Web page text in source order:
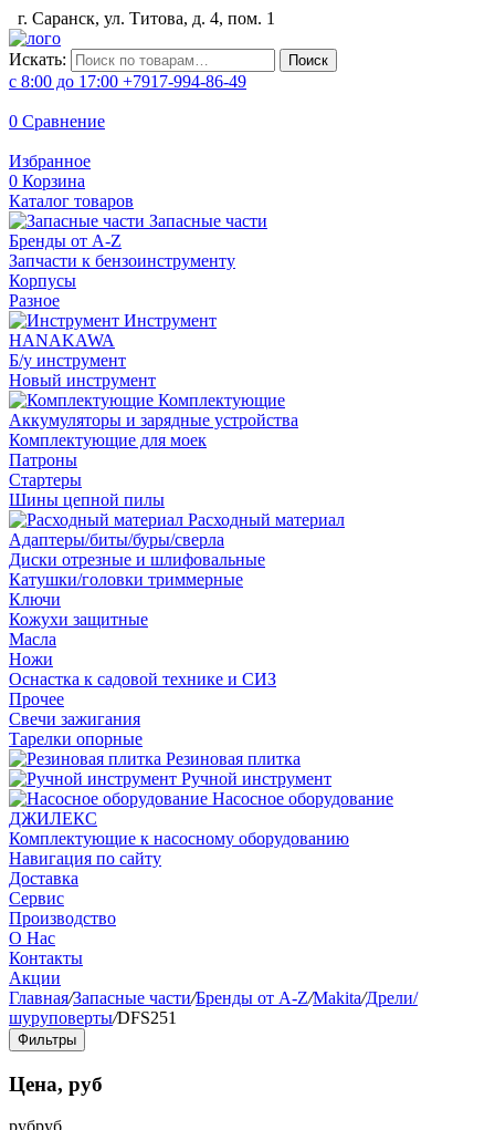
г. Саранск, ул. Титова, д. 4, пом. 1
Искать: Поиск
с 8:00 до 17:00 +7917-994-86-49
0 Сравнение
Избранное
0 Корзина
Каталог товаров
Запасные части
Бренды от A-Z
Запчасти к бензоинструменту
Корпусы
Разное
Инструмент
HANAKAWA
Б/у инструмент
Новый инструмент
Комплектующие
Аккумуляторы и зарядные устройства
Комплектующие для моек
Патроны
Стартеры
Шины цепной пилы
Расходный материал
Адаптеры/биты/буры/сверла
Диски отрезные и шлифовальные
Катушки/головки триммерные
Ключи
Кожухи защитные
Масла
Ножи
Оснастка к садовой технике и СИЗ
Прочее
Свечи зажигания
Тарелки опорные
Резиновая плитка
Ручной инструмент
Насосное оборудование
ДЖИЛЕКС
Комплектующие к насосному оборудованию
Навигация по сайту
Доставка
Сервис
Производство
О Нас
Контакты
Акции
Главная/Запасные части/Бренды от A-Z/Makita/Дрели/
шуруповерты/DFS251
Фильтры
Цена, руб